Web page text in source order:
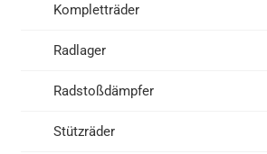
Kompletträder
Radlager
Radstoßdämpfer
Stützräder